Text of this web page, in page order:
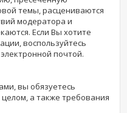
темы, расцениваются
модератора и
Если Вы хотите
воспользуйтесь
почтой.
вы обязуетесь
а также требования